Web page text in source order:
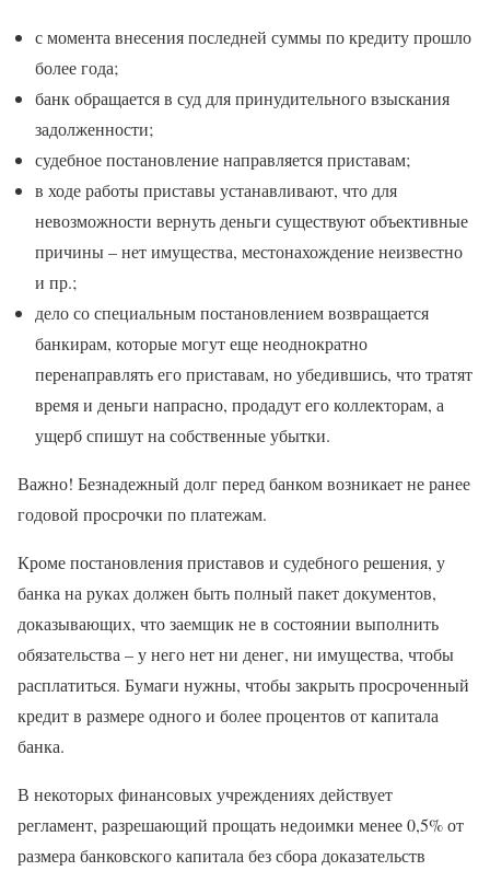
с момента внесения последней суммы по кредиту прошло
более года;
банк обращается в суд для принудительного взыскания
задолженности;
судебное постановление направляется приставам;
в ходе работы приставы устанавливают, что для
невозможности вернуть деньги существуют объективные
причины – нет имущества, местонахождение неизвестно
и пр.;
дело со специальным постановлением возвращается
банкирам, которые могут еще неоднократно
перенаправлять его приставам, но убедившись, что тратят
время и деньги напрасно, продадут его коллекторам, а
ущерб спишут на собственные убытки.
Важно! Безнадежный долг перед банком возникает не ранее
годовой просрочки по платежам.
Кроме постановления приставов и судебного решения, у
банка на руках должен быть полный пакет документов,
доказывающих, что заемщик не в состоянии выполнить
обязательства – у него нет ни денег, ни имущества, чтобы
расплатиться. Бумаги нужны, чтобы закрыть просроченный
кредит в размере одного и более процентов от капитала
банка.
В некоторых финансовых учреждениях действует
регламент, разрешающий прощать недоимки менее 0,5% от
размера банковского капитала без сбора доказательств